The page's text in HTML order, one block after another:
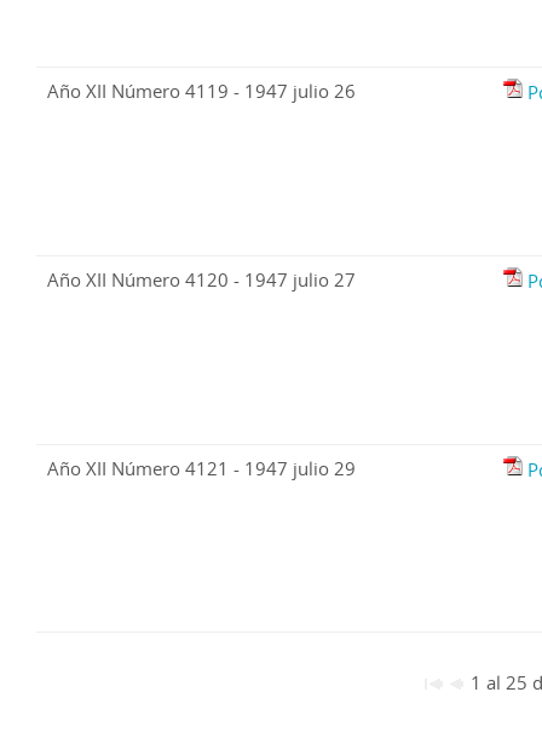
Año XII Número 4119 - 1947 julio 26
Año XII Número 4120 - 1947 julio 27
Año XII Número 4121 - 1947 julio 29
1 al 25